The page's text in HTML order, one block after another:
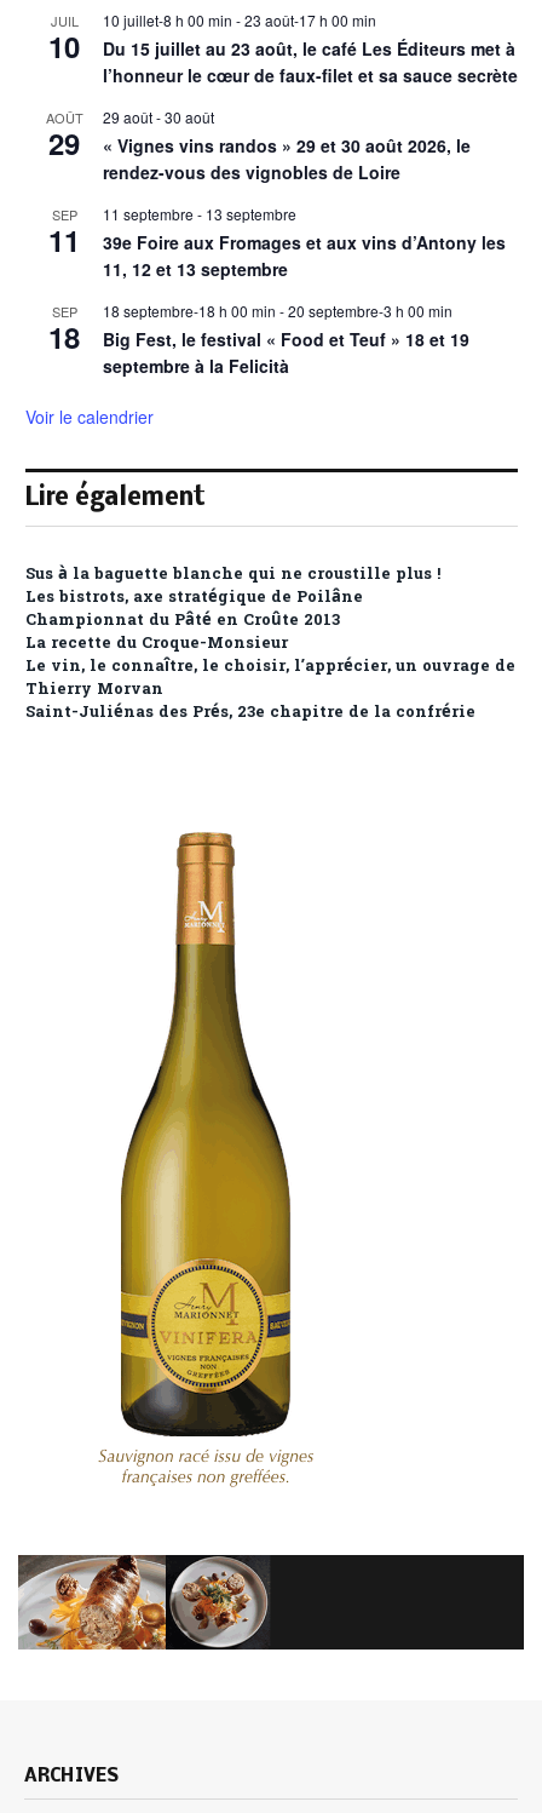
JUIL
10
10 juillet-8 h 00 min -23 août-17 h 00 min
Du 15 juillet au 23 août, le café Les Éditeurs met à
l’honneur le cœur de faux-filet et sa sauce secrète
AOÛT
29
29 août-30 août
« Vignes vins randos » 29 et 30 août 2026, le
rendez-vous des vignobles de Loire
SEP
11
11 septembre - 13 septembre
39e Foire aux Fromages et aux vins d’Antony les
11, 12 et 13 septembre
SEP
18
18 septembre-18 h 00 min -20 septembre-3 h 00 min
Big Fest, le festival « Food et Teuf » 18 et 19
septembre à la Felicità
Voir le calendrier
Lire également
Sus à la baguette blanche qui ne croustille plus !
Les bistrots, axe stratégique de Poilâne
Championnat du Pâté en Croûte 2013
La recette du Croque-Monsieur
Le vin, le connaître, le choisir, l’apprécier, un ouvrage de
Thierry Morvan
Saint-Juliénas des Prés, 23e chapitre de la confrérie
ARCHIVES